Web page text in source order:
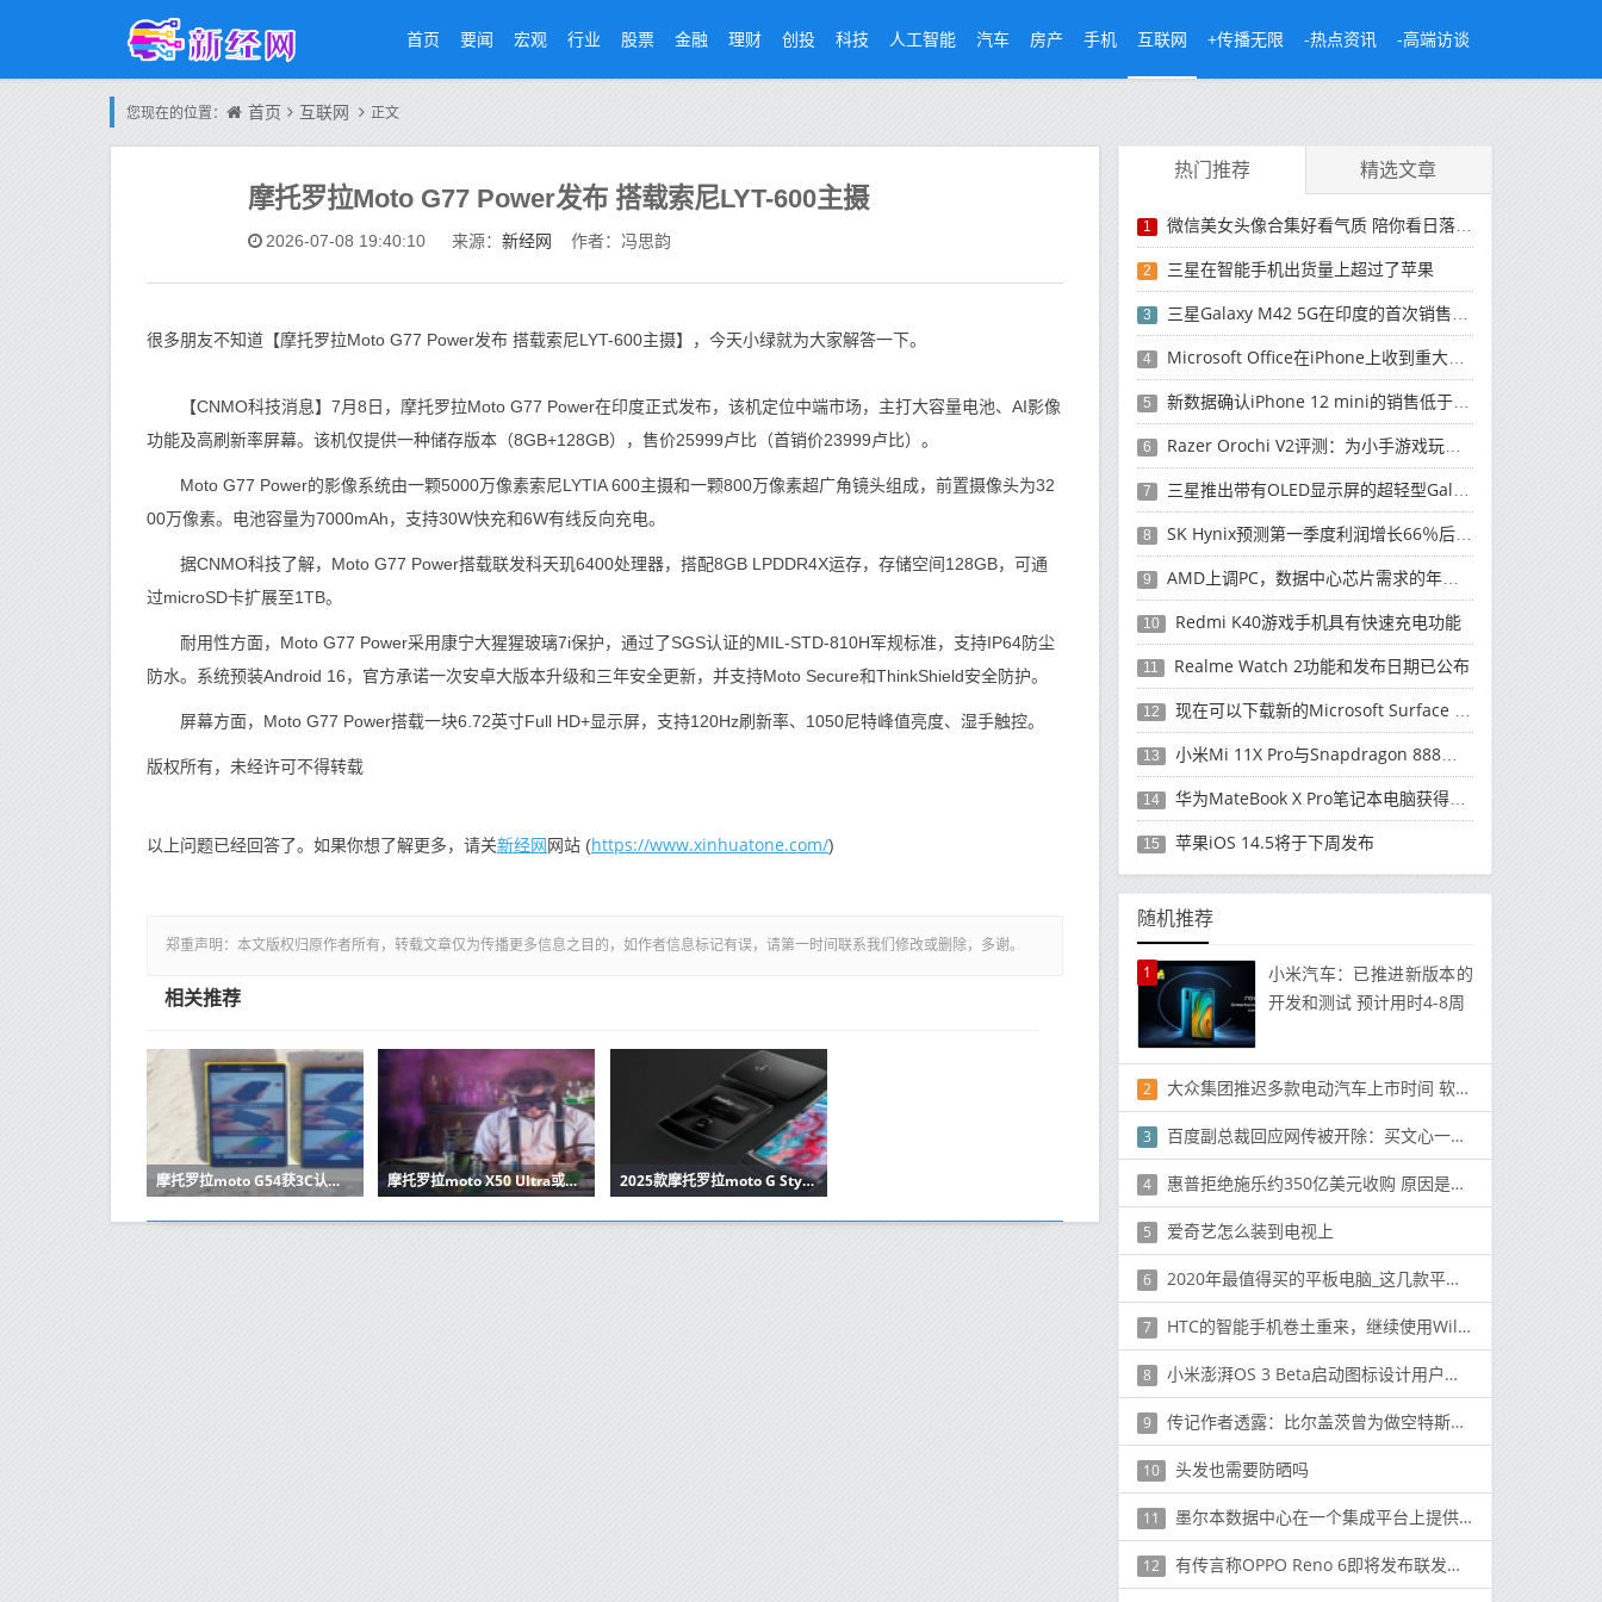
首页 要闻 宏观 行业 股票 金融 理财 创投 科技 人工智能 汽车 房产 手机 互联网 +传播无限 -热点资讯 -高端访谈
您现在的位置： 首页 互联网 正文
摩托罗拉Moto G77 Power发布 搭载索尼LYT-600主摄
2026-07-08 19:40:10 来源： 新经网 作者：冯思韵
很多朋友不知道【摩托罗拉Moto G77 Power发布 搭载索尼LYT-600主摄】，今天小绿就为大家解答一下。
【CNMO科技消息】7月8日，摩托罗拉Moto G77 Power在印度正式发布，该机定位中端市场，主打大容量电池、AI影像
功能及高刷新率屏幕。该机仅提供一种储存版本（8GB+128GB），售价25999卢比（首销价23999卢比）。
Moto G77 Power的影像系统由一颗5000万像素索尼LYTIA 600主摄和一颗800万像素超广角镜头组成，前置摄像头为32
00万像素。电池容量为7000mAh，支持30W快充和6W有线反向充电。
据CNMO科技了解，Moto G77 Power搭载联发科天玑6400处理器，搭配8GB LPDDR4X运存，存储空间128GB，可通
过microSD卡扩展至1TB。
耐用性方面，Moto G77 Power采用康宁大猩猩玻璃7i保护，通过了SGS认证的MIL-STD-810H军规标准，支持IP64防尘
防水。系统预装Android 16，官方承诺一次安卓大版本升级和三年安全更新，并支持Moto Secure和ThinkShield安全防护。
屏幕方面，Moto G77 Power搭载一块6.72英寸Full HD+显示屏，支持120Hz刷新率、1050尼特峰值亮度、湿手触控。
版权所有，未经许可不得转载
以上问题已经回答了。如果你想了解更多，请关新经网网站 (https://www.xinhuatone.com/)
郑重声明：本文版权归原作者所有，转载文章仅为传播更多信息之目的，如作者信息标记有误，请第一时间联系我们修改或删除，多谢。
相关推荐
摩托罗拉moto G54获3C认证 最快本月发布 10W快充？ 摩托罗拉moto X50 Ultra或推出F1联名款！价格有惊喜 2025款摩托罗拉moto G Stylus外观曝光 预计价格实惠
热门推荐 精选文章
1 微信美女头像合集好看气质 陪你看日落的人比日落更浪漫
2 三星在智能手机出货量上超过了苹果
3 三星Galaxy M42 5G在印度的首次销售将于今晚开始
4 Microsoft Office在iPhone上收到重大更新
5 新数据确认iPhone 12 mini的销售低于预期
6 Razer Orochi V2评测：为小手游戏玩家设计的鼠标
7 三星推出带有OLED显示屏的超轻型Galaxy Book Pro和Galaxy Book Pro 360笔记本电脑
8 SK Hynix预测第一季度利润增长66％后，对芯片的需求将增强
9 AMD上调PC，数据中心芯片需求的年度收入预测
10 Redmi K40游戏手机具有快速充电功能
11 Realme Watch 2功能和发布日期已公布
12 现在可以下载新的Microsoft Surface Duo更新
13 小米Mi 11X Pro与Snapdragon 888处理器一起发布
14 华为MateBook X Pro笔记本电脑获得全新升级
15 苹果iOS 14.5将于下周发布
随机推荐
1
小米汽车：已推进新版本的
开发和测试 预计用时4-8周
2 大众集团推迟多款电动汽车上市时间 软件难题成绊脚石
3 百度副总裁回应网传被开除：买文心一言年卡告诉你
4 惠普拒绝施乐约350亿美元收购 原因是什么？
5 爱奇艺怎么装到电视上
6 2020年最值得买的平板电脑_这几款平板电脑值得考虑
7 HTC的智能手机卷土重来，继续使用Wildfire E2
8 小米澎湃OS 3 Beta启动图标设计用户调研 优化美学设计
9 传记作者透露：比尔盖茨曾为做空特斯拉向马斯克道歉
10 头发也需要防晒吗
11 墨尔本数据中心在一个集成平台上提供SoftLayer的所有云服务
12 有传言称OPPO Reno 6即将发布联发科Dimensity 900 SoC